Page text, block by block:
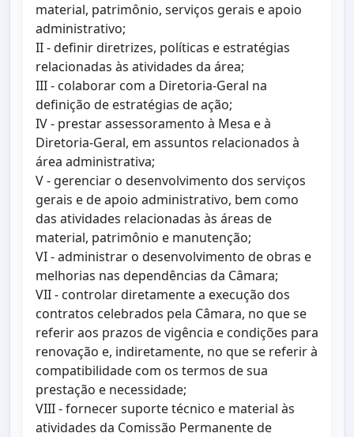
material, patrimônio, serviços gerais e apoio
administrativo;
II - definir diretrizes, políticas e estratégias
relacionadas às atividades da área;
III - colaborar com a Diretoria-Geral na
definição de estratégias de ação;
IV - prestar assessoramento à Mesa e à
Diretoria-Geral, em assuntos relacionados à
área administrativa;
V - gerenciar o desenvolvimento dos serviços
gerais e de apoio administrativo, bem como
das atividades relacionadas às áreas de
material, patrimônio e manutenção;
VI - administrar o desenvolvimento de obras e
melhorias nas dependências da Câmara;
VII - controlar diretamente a execução dos
contratos celebrados pela Câmara, no que se
referir aos prazos de vigência e condições para
renovação e, indiretamente, no que se referir à
compatibilidade com os termos de sua
prestação e necessidade;
VIII - fornecer suporte técnico e material às
atividades da Comissão Permanente de